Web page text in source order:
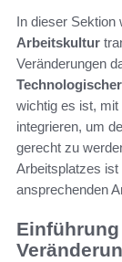
In dieser Sektion
Arbeitskultur
Veränderungen
wichtig es ist, mit
integrieren, um
gerecht zu
Arbeitsplatzes
ansprechenden